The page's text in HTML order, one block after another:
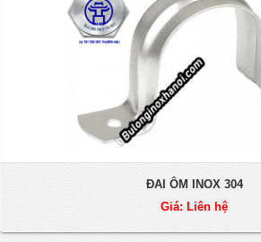
ĐAI ÔM INOX 304
Giá: Liên hệ